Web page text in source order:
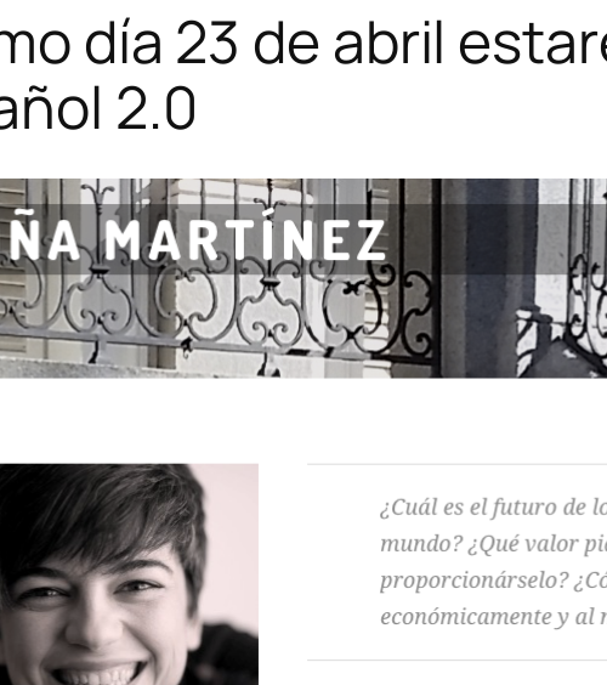
día 23 de abril
2.0